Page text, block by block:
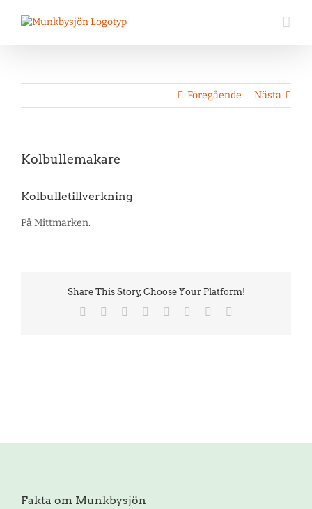
Föregående Nästa
Visa
Kolbullemakare
Kolbulletillverkning
På Mittmarken.
Share This Story, Choose Your Platform!
Facebook
TwitterReddit LinkedIn
TumblrPinterest
Fakta om Munkbysjön